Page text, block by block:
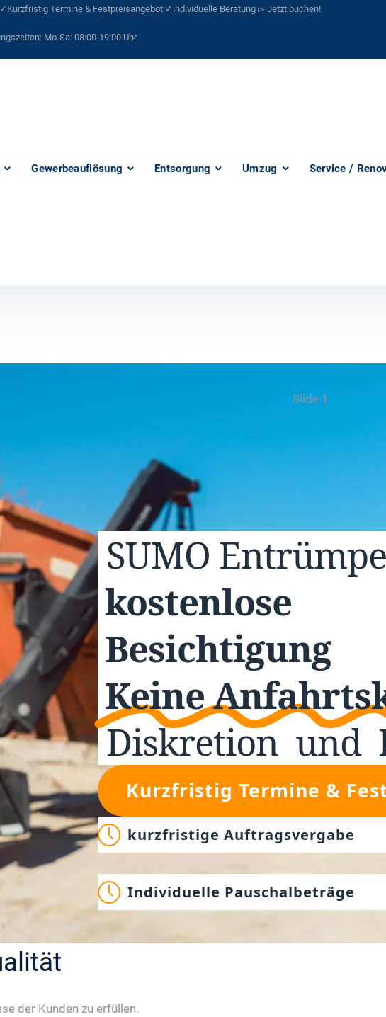
Termine & Festpreisangebot ✓individuelle Beratung ▻ Jetzt buchen!
Mo-Sa: 08:00-19:00 Uhr
Gewerbeauflösung Entsorgung Umzug Service /
Slide 1
SUMO
kostenlose
Besichtigung
Keine
Diskretion und
Kurzfristig Termine &
kurzfristige Auftragsvergabe
Individuelle Pauschalbeträge
der Kunden zu erfüllen.